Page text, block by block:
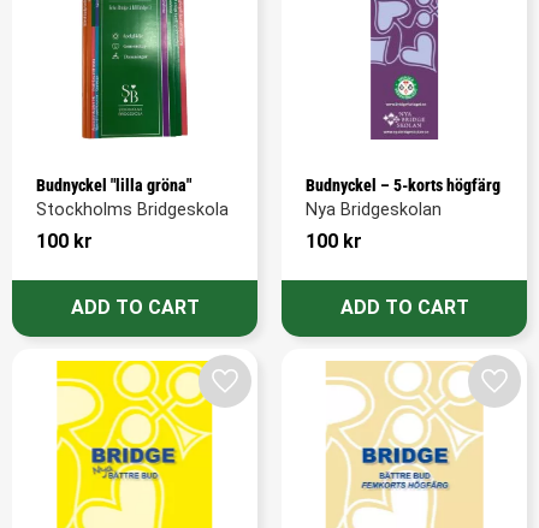
Budnyckel "lilla gröna"
Stockholms Bridgeskola
100 kr
Budnyckel – 5-korts högfärg
Nya Bridgeskolan
100 kr
Add to favorites Add